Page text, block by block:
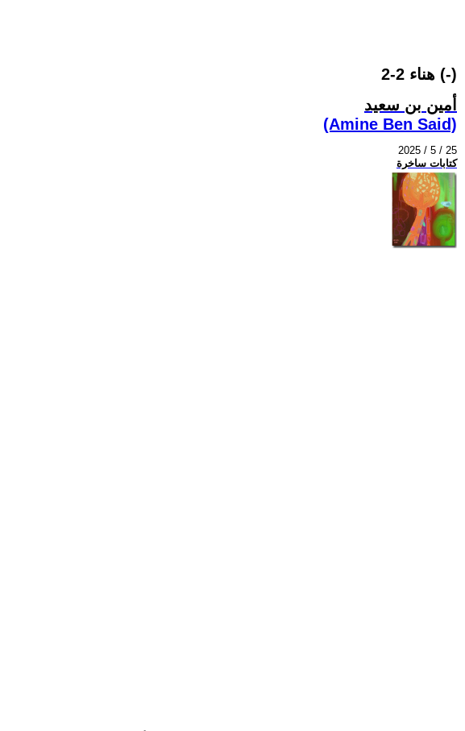
هناء 2-2 (-)
أمين بن سعيد
(Amine Ben Said)
2025 / 5 / 25
كتابات ساخرة